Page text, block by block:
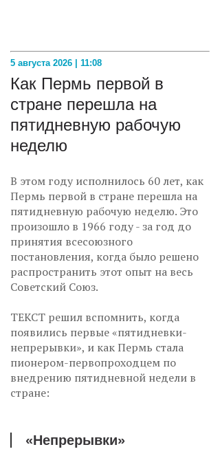
5 августа 2026 | 11:08
Как Пермь первой в
стране перешла на
пятидневную рабочую
неделю
В этом году исполнилось 60 лет, как
Пермь первой в стране перешла на
пятидневную рабочую неделю. Это
произошло в 1966 году - за год до
принятия всесоюзного
постановления, когда было решено
распространить этот опыт на весь
Советский Союз.
ТЕКСТ решил вспомнить, когда
появились первые «пятидневки-
непрерывки», и как Пермь стала
пионером-первопроходцем по
внедрению пятидневной недели в
стране:
«Непрерывки»